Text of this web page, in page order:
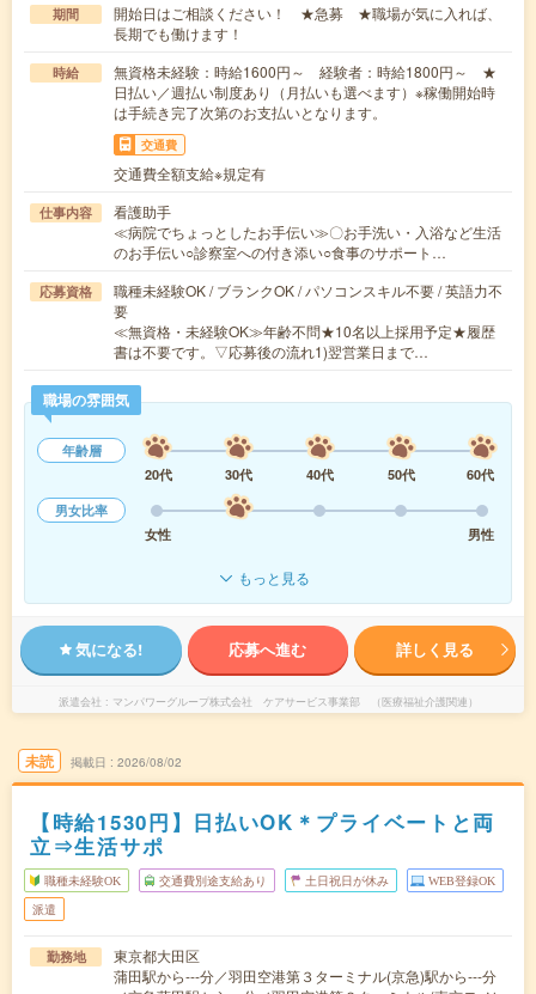
期間
開始日はご相談ください！ ★急募 ★職場が気に入れば、
長期でも働けます！
時給
無資格未経験：時給1600円～ 経験者：時給1800円～ ★
日払い／週払い制度あり（月払いも選べます）※稼働開始時
は手続き完了次第のお支払いとなります。
交通費
交通費全額支給※規定有
仕事内容
看護助手
≪病院でちょっとしたお手伝い≫〇お手洗い・入浴など生活
のお手伝い○診察室への付き添い○食事のサポート…
応募資格
職種未経験OK / ブランクOK / パソコンスキル不要 / 英語力不
要
≪無資格・未経験OK≫年齢不問★10名以上採用予定★履歴
書は不要です。▽応募後の流れ1)翌営業日まで…
職場の雰囲気
年齢層
20代
30代 40代 50代
60代
男女比率
女性
男性
もっと見る
気になる! 応募へ進む 詳しく見る
派遣会社 マンパワーグループ株式会社 ケアサービス事業部 （医療福祉介護関連）
未読 掲載日 2026/08/02
【時給1530円】日払いOK＊プライベートと両
立⇒生活サポ
職種未経験OK 交通費別途支給あり 土日祝日が休み WEB登録OK
派遣
勤務地
東京都大田区
蒲田駅から---分／羽田空港第３ターミナル(京急)駅から---分